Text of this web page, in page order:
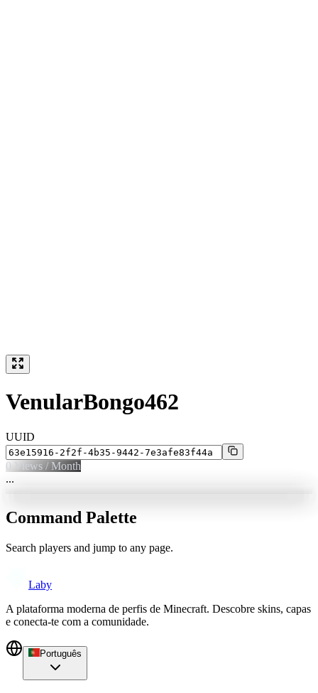
VenularBongo462
UUID
0 Views / Month
...
Command Palette
Search players and jump to any page.
Laby
A plataforma moderna de perfis de Minecraft. Descobre skins, capas
e conecta-te com a comunidade.
Português